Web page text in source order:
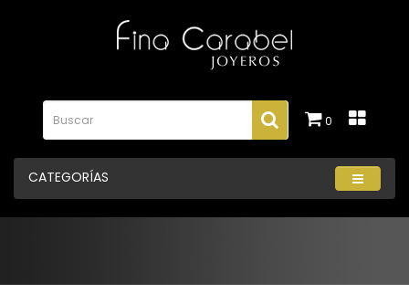
0
CATEGORÍAS